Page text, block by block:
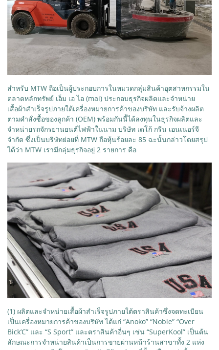
สำหรับ MTW ถือเป็นผู้ประกอบการในหมวดกลุ่มสินค้าอุตสาหกรรมใน
ตลาดหลักทรัพย์ เอ็ม เอ ไอ (mai) ประกอบธุรกิจผลิตและจำหน่าย
เสื้อผ้าสำเร็จรูปภายใต้เครื่องหมายการค้าของบริษัท และรับจ้างผลิต
ตามคำสั่งซื้อของลูกค้า (OEM) พร้อมกันนี้ได้ลงทุนในธุรกิจผลิตและ
จำหน่ายรถจักรยานยนต์ไฟฟ้าในนาม บริษัท เดโก้ กรีน เอนเนอร์จี
จำกัด ซึ่งเป็นบริษัทย่อยที่ MTW ถือหุ้นร้อยละ 85 ฉะนั้นกล่าวโดยสรุป
ได้ว่า MTW เรามีกลุ่มธุรกิจอยู่ 2 รายการ คือ
(1) ผลิตและจำหน่ายเสื้อผ้าสำเร็จรูปภายใต้ตราสินค้าซึ่งจดทะเบียน
เป็นเครื่องหมายการค้าของบริษัท ได้แก่ “Anoko” “Noble” “Over
Bick’C” และ “S Sport” และตราสินค้าอื่นๆ เช่น “SuperKool” เป็นต้น
ลักษณะการจำหน่ายสินค้าเป็นการขายผ่านหน้าร้านสาขาทั้ง 2 แห่ง